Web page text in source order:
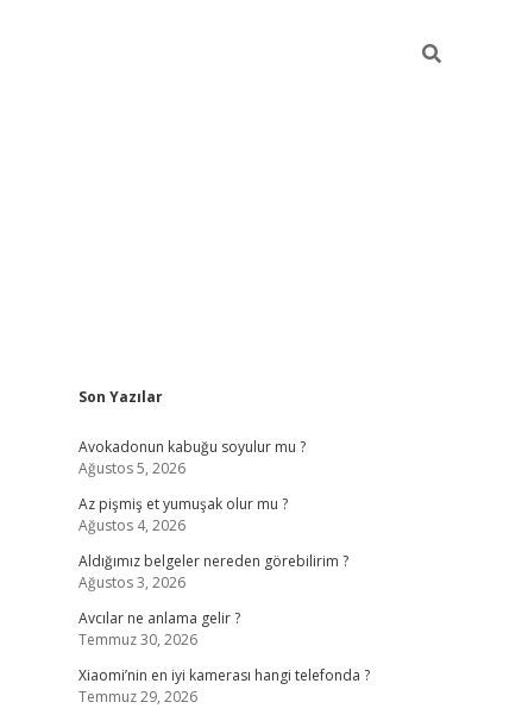
Sidebar
Son Yazılar
Avokadonun kabuğu soyulur mu ?
Ağustos 5, 2026
Az pişmiş et yumuşak olur mu ?
Ağustos 4, 2026
Aldığımız belgeler nereden görebilirim ?
Ağustos 3, 2026
Avcılar ne anlama gelir ?
Temmuz 30, 2026
Xiaomi’nin en iyi kamerası hangi telefonda ?
Temmuz 29, 2026